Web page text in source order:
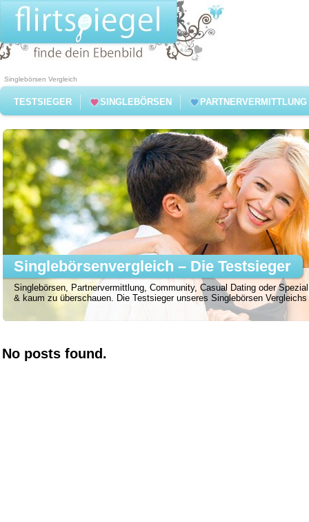
Singlebörsen Vergleich
TESTSIEGER SINGLEBÖRSEN PARTNERVERMITTLUNG
Singlebörsen, Partnervermittlung, Community, Casual Dating oder
& kaum zu überschauen. Die Testsieger unseres Singlebörsen
Singlebörsenvergleich – Die Testsieger
No posts found.